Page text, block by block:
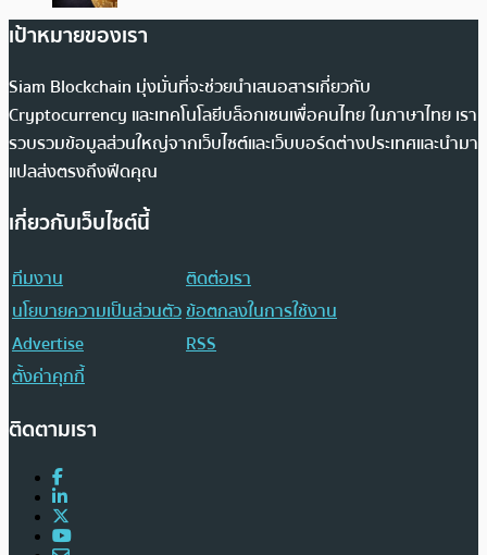
เป้าหมายของเรา
Siam Blockchain มุ่งมั่นที่จะช่วยนำเสนอสารเกี่ยวกับ
Cryptocurrency และเทคโนโลยีบล็อกเชนเพื่อคนไทย ในภาษาไทย เรา
รวบรวมข้อมูลส่วนใหญ่จากเว็บไซต์และเว็บบอร์ดต่างประเทศและนำมา
แปลส่งตรงถึงฟีดคุณ
เกี่ยวกับเว็บไซต์นี้
ทีมงาน
ติดต่อเรา
นโยบายความเป็นส่วนตัวข้อตกลงในการใช้งาน
Advertise
RSS
ตั้งค่าคุกกี้
ติดตามเรา